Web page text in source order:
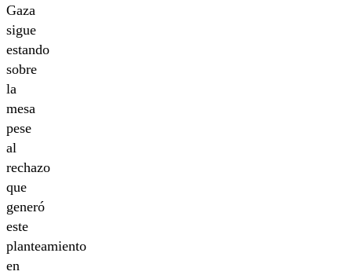
Gaza
sigue
estando
sobre
la
mesa
pese
al
rechazo
que
generó
este
planteamiento
en